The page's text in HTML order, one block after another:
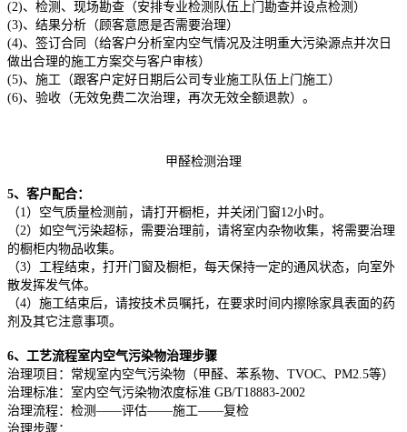
(2)、检测、现场勘查（安排专业检测队伍上门勘查并设点检测）
(3)、结果分析（顾客意愿是否需要治理）
(4)、签订合同（给客户分析室内空气情况及注明重大污染源点并次日
做出合理的施工方案交与客户审核）
(5)、施工（跟客户定好日期后公司专业施工队伍上门施工）
(6)、验收（无效免费二次治理，再次无效全额退款）。
甲醛检测治理
5、客户配合：
（1）空气质量检测前，请打开橱柜，并关闭门窗12小时。
（2）如空气污染超标，需要治理前，请将室内杂物收集，将需要治理
的橱柜内物品收集。
（3）工程结束，打开门窗及橱柜，每天保持一定的通风状态，向室外
散发挥发气体。
（4）施工结束后，请按技术员嘱托，在要求时间内擦除家具表面的药
剂及其它注意事项。
6、工艺流程室内空气污染物治理步骤
治理项目：常规室内空气污染物（甲醛、苯系物、TVOC、PM2.5等）
治理标准：室内空气污染物浓度标准 GB/T18883-2002
治理流程：检测——评估——施工——复检
治理步骤：